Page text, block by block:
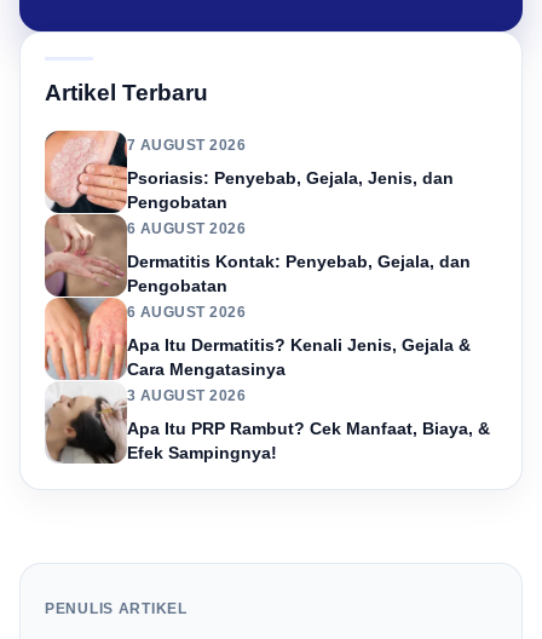
Artikel Terbaru
7 AUGUST 2026
Psoriasis: Penyebab, Gejala, Jenis, dan
Pengobatan
6 AUGUST 2026
Dermatitis Kontak: Penyebab, Gejala, dan
Pengobatan
6 AUGUST 2026
Apa Itu Dermatitis? Kenali Jenis, Gejala &
Cara Mengatasinya
3 AUGUST 2026
Apa Itu PRP Rambut? Cek Manfaat, Biaya, &
Efek Sampingnya!
PENULIS ARTIKEL